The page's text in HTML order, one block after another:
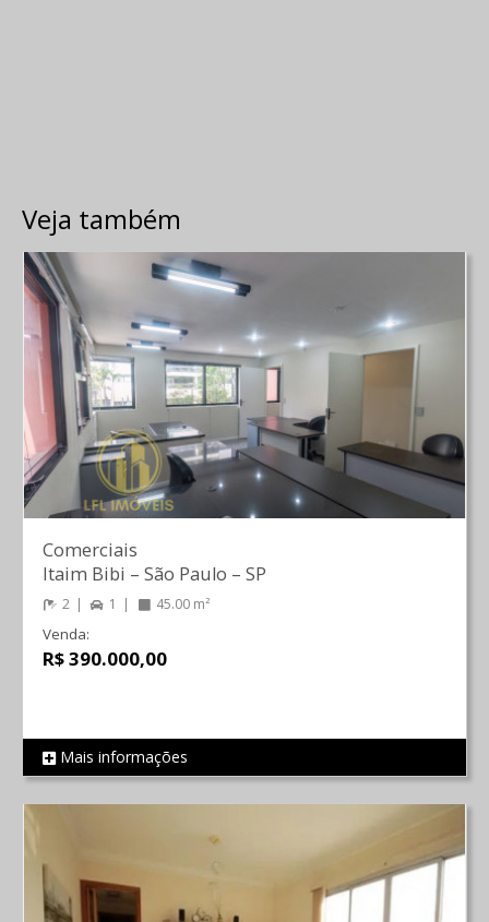
Veja também
REF 770
Comerciais
Itaim Bibi – São Paulo – SP
2 1 45.00 m²
Venda:
R$ 390.000,00
Mais informações